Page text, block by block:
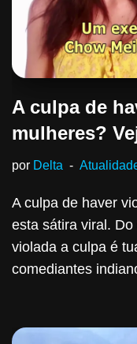
A culpa de
mulheres?
por Delta
A culpa de haver
esta sátira viral. Do
violada a culpa é
comediantes